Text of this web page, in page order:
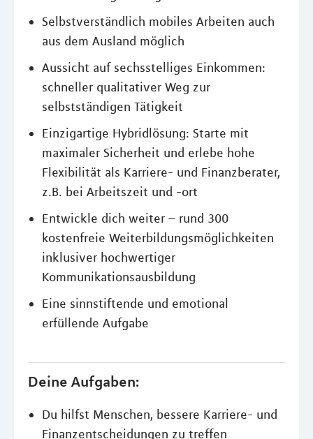
Selbstverständlich mobiles Arbeiten auch
aus dem Ausland möglich
Aussicht auf sechsstelliges Einkommen:
schneller qualitativer Weg zur
selbstständigen Tätigkeit
Einzigartige Hybridlösung: Starte mit
maximaler Sicherheit und erlebe hohe
Flexibilität als Karriere- und Finanzberater,
z.B. bei Arbeitszeit und -ort
Entwickle dich weiter – rund 300
kostenfreie Weiterbildungsmöglichkeiten
inklusiver hochwertiger
Kommunikationsausbildung
Eine sinnstiftende und emotional
erfüllende Aufgabe
Deine Aufgaben:
Du hilfst Menschen, bessere Karriere- und
Finanzentscheidungen zu treffen